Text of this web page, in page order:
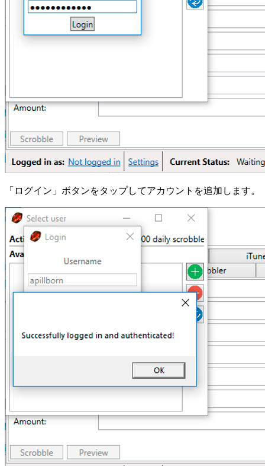
「ログイン」ボタンをタップしてアカウントを追加します。